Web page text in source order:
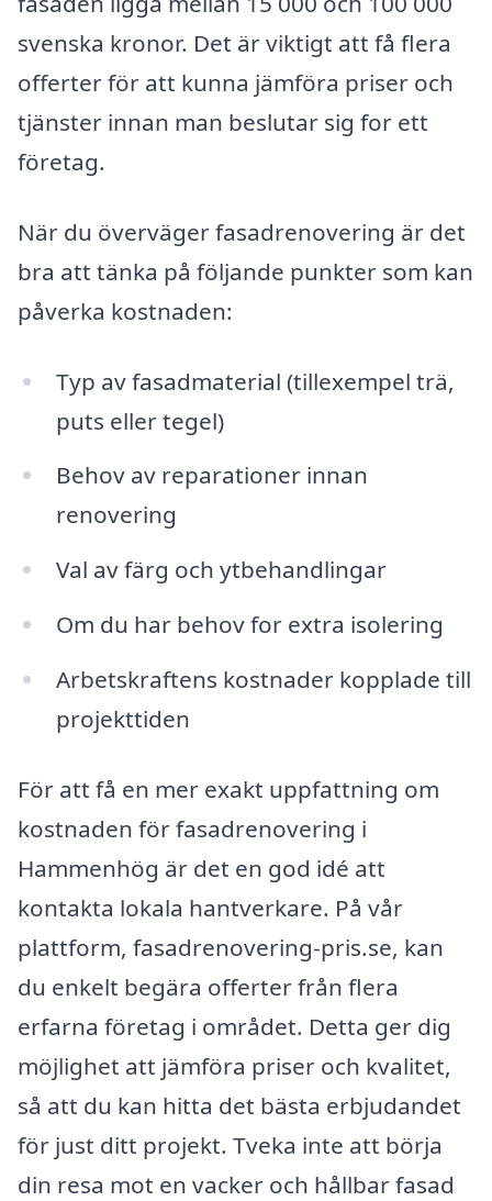
svenska kronor. Det är viktigt att få flera
offerter för att kunna jämföra priser och
tjänster innan man beslutar sig for ett
företag.
När du överväger fasadrenovering är det
bra att tänka på följande punkter som kan
påverka kostnaden:
Typ av fasadmaterial (tillexempel trä,
puts eller tegel)
Behov av reparationer innan
renovering
Val av färg och ytbehandlingar
Om du har behov for extra isolering
Arbetskraftens kostnader kopplade till
projekttiden
För att få en mer exakt uppfattning om
kostnaden för fasadrenovering i
Hammenhög är det en god idé att
kontakta lokala hantverkare. På vår
plattform, fasadrenovering-pris.se, kan
du enkelt begära offerter från flera
erfarna företag i området. Detta ger dig
möjlighet att jämföra priser och kvalitet,
så att du kan hitta det bästa erbjudandet
för just ditt projekt. Tveka inte att börja
din resa mot en vacker och hållbar fasad